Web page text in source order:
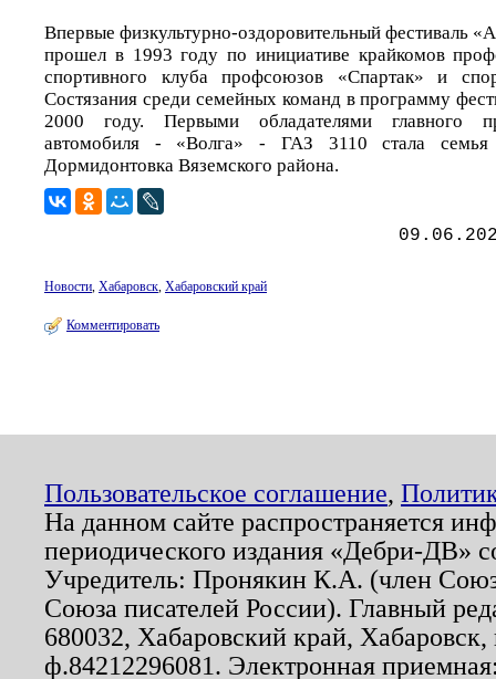
Впервые физкультурно-оздоровительный фестиваль
прошел в 1993 году по инициативе крайкомов
спортивного клуба профсоюзов «Спартак» и
Состязания среди семейных команд в программу
2000 году. Первыми обладателями главного
автомобиля - «Волга» - ГАЗ 3110 стала семья
Дормидонтовка Вяземского района.
Новости, Хабаровск, Хабаровский край
Комментировать
Пользовательское соглашение,
На данном сайте распространяется
периодического издания «Дебри-ДВ»
Учредитель: Пронякин К.А. (член
Союза писателей России). Главный
680032, Хабаровский край,
ф.84212296081. Электронная